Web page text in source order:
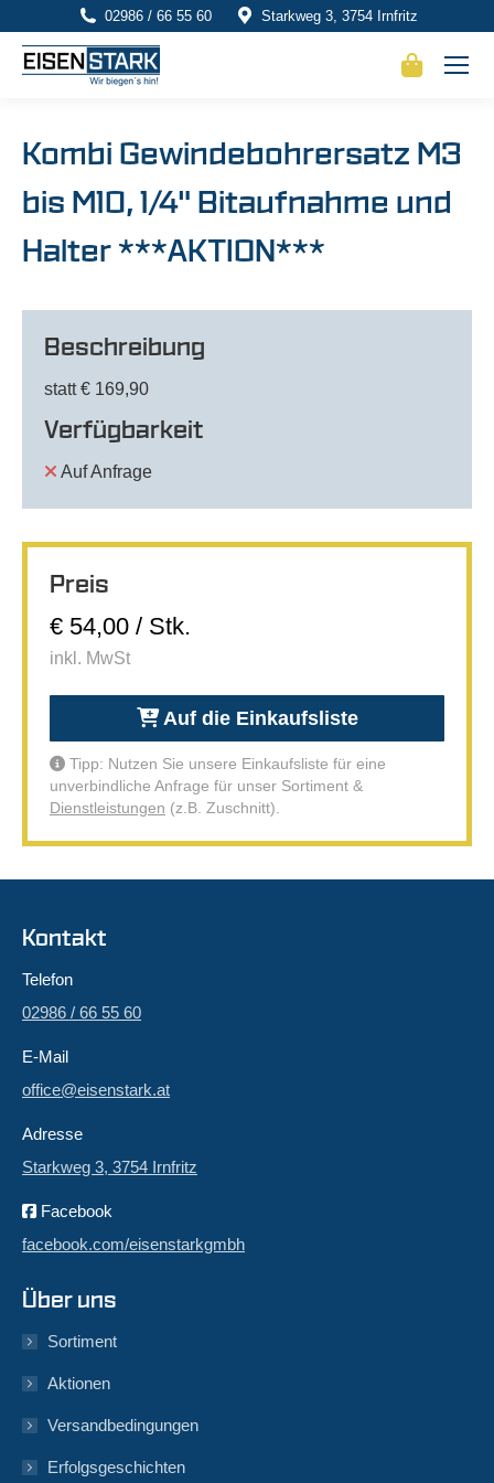
02986 / 66 55 60 Starkweg 3, 3754 Irnfritz
Kombi Gewindebohrersatz M3
bis M10, 1/4" Bitaufnahme und
Halter ***AKTION***
Beschreibung
statt € 169,90
Verfügbarkeit
Auf Anfrage
Preis
€ 54,00 / Stk.
inkl. MwSt
Auf die Einkaufsliste
Tipp: Nutzen Sie unsere Einkaufsliste für eine
unverbindliche Anfrage für unser Sortiment &
Dienstleistungen (z.B. Zuschnitt).
Kontakt
Telefon
02986 / 66 55 60
E-Mail
office@eisenstark.at
Adresse
Starkweg 3, 3754 Irnfritz
Facebook
facebook.com/eisenstarkgmbh
Über uns
Sortiment
Aktionen
Versandbedingungen
Erfolgsgeschichten